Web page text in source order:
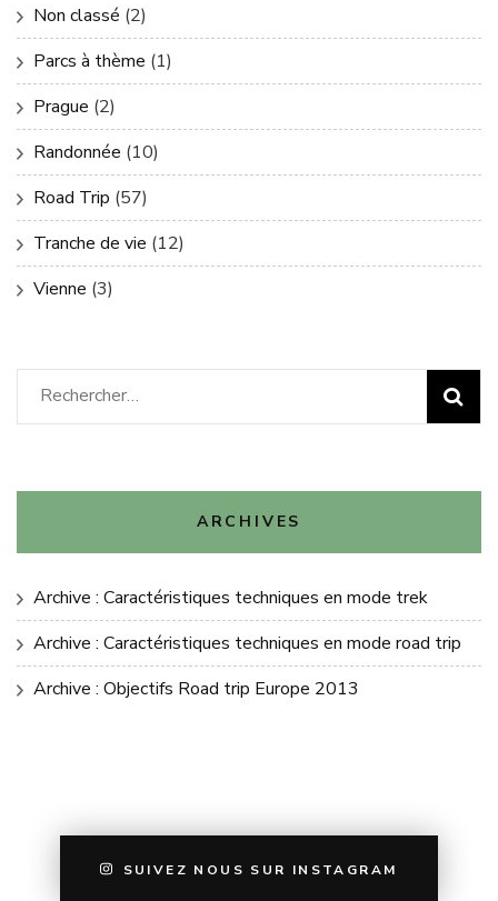
Non classé (2)
Parcs à thème (1)
Prague (2)
Randonnée (10)
Road Trip (57)
Tranche de vie (12)
Vienne (3)
Rechercher :
ARCHIVES
Archive : Caractéristiques techniques en mode trek
Archive : Caractéristiques techniques en mode road trip
Archive : Objectifs Road trip Europe 2013
SUIVEZ NOUS SUR INSTAGRAM